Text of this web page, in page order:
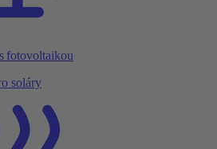
fotovoltaikou
soláry